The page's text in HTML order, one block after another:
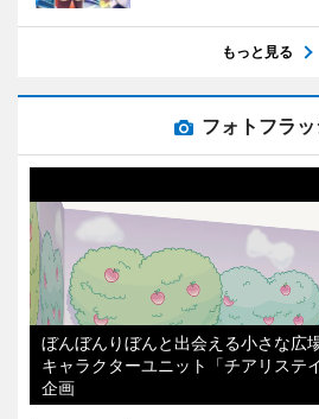
もっと見る
フォトフラ
ぼんぼんりぼんと出会える小さな広
キャラクターユニット「チアリステ
企画